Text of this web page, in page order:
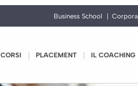
Business School
CORSI PLACEMENT IL COACHING